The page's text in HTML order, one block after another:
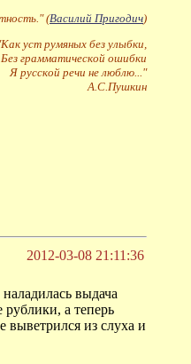
(Василий Пригодич)
уст румяных без улыбки,
Без грамматической ошибки
Я русской речи не люблю..."
А.С.Пушкин
2012-03-08 21:11:36
выдача
а теперь
из слуха и